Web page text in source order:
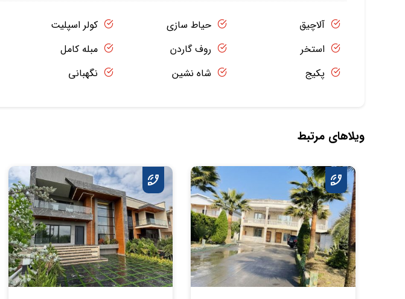
آلاچیق
استخر
پکیج
حیاط سازی
روف گاردن
شاه نشین
کولر اسپلیت
مبله کامل
نگهبانی
ویلاهای مرتبط